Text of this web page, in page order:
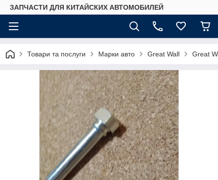
ЗАПЧАСТИ ДЛЯ КИТАЙСКИХ АВТОМОБИЛЕЙ
Товари та послуги Марки авто Great Wall Great